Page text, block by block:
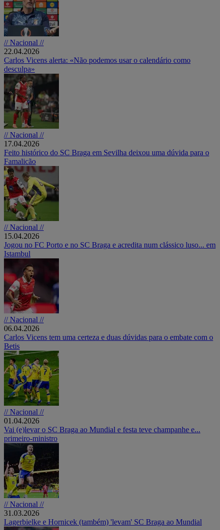
// Nacional //
22.04.2026
Carlos Vicens alerta: «Não podemos usar o calendário como
desculpa»
// Nacional //
17.04.2026
Feito histórico do SC Braga em Sevilha deixou uma dúvida para o
Famalicão
// Nacional //
15.04.2026
Jogou no FC Porto e no SC Braga e acredita num clássico luso... em
Istambul
// Nacional //
06.04.2026
Carlos Vicens tem uma certeza e duas dúvidas para o embate com o
Betis
// Nacional //
01.04.2026
Vai (e)levar o SC Braga ao Mundial e festa teve champanhe e...
primeiro-ministro
// Nacional //
31.03.2026
Lagerbielke e Hornicek (também) 'levam' SC Braga ao Mundial